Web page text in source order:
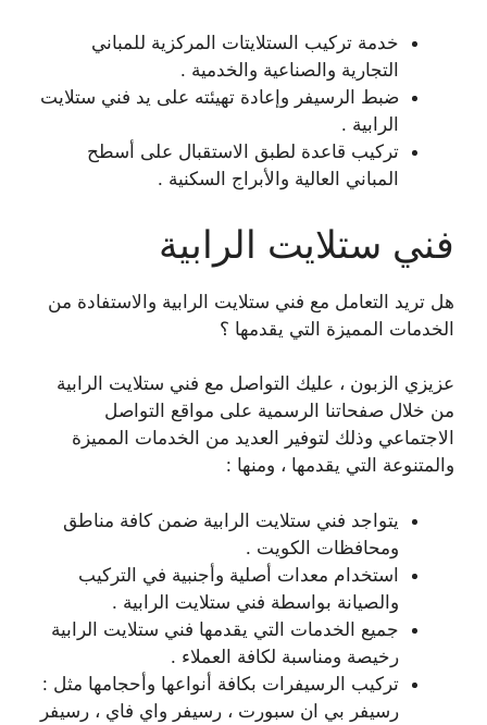
خدمة تركيب الستلايتات المركزية للمباني
التجارية والصناعية والخدمية .
ضبط الرسيفر وإعادة تهيئته على يد فني ستلايت
الرابية .
تركيب قاعدة لطبق الاستقبال على أسطح
المباني العالية والأبراج السكنية .
فني ستلايت الرابية
هل تريد التعامل مع فني ستلايت الرابية والاستفادة من
الخدمات المميزة التي يقدمها ؟
عزيزي الزبون ، عليك التواصل مع فني ستلايت الرابية
من خلال صفحاتنا الرسمية على مواقع التواصل
الاجتماعي وذلك لتوفير العديد من الخدمات المميزة
والمتنوعة التي يقدمها ، ومنها :
يتواجد فني ستلايت الرابية ضمن كافة مناطق
ومحافظات الكويت .
استخدام معدات أصلية وأجنبية في التركيب
والصيانة بواسطة فني ستلايت الرابية .
جميع الخدمات التي يقدمها فني ستلايت الرابية
رخيصة ومناسبة لكافة العملاء .
تركيب الرسيفرات بكافة أنواعها وأحجامها مثل :
رسيفر بي ان سبورت ، رسيفر واي فاي ، رسيفر